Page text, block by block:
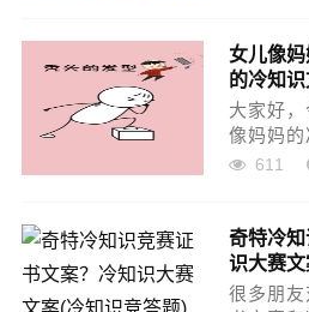
析到，
题，下
女儿像
的冷知
大家好
像妈妈的
和女儿像
以看看
可以解
611
奇特冷
识大赛
很多朋